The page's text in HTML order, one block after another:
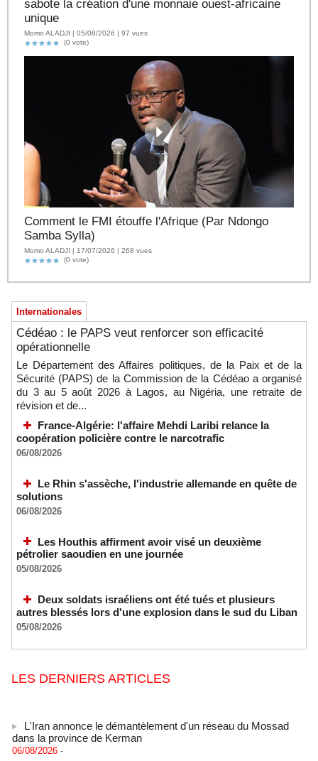
sabote la création d'une monnaie ouest-africaine
unique
Momo ALADJI | 05/08/2026 | 97 vues
(0 vote)
Comment le FMI étouffe l'Afrique (Par Ndongo
Samba Sylla)
Momo ALADJI | 17/07/2026 | 268 vues
(0 vote)
Internationales
Cédéao : le PAPS veut renforcer son efficacité
opérationnelle
Le Département des Affaires politiques, de la Paix et de la
Sécurité (PAPS) de la Commission de la Cédéao a organisé
du 3 au 5 août 2026 à Lagos, au Nigéria, une retraite de
révision et de...
France-Algérie: l'affaire Mehdi Laribi relance la
coopération policière contre le narcotrafic
06/08/2026
Le Rhin s'assèche, l'industrie allemande en quête de
solutions
06/08/2026
Les Houthis affirment avoir visé un deuxième
pétrolier saoudien en une journée
05/08/2026
Deux soldats israéliens ont été tués et plusieurs
autres blessés lors d'une explosion dans le sud du Liban
05/08/2026
LES DERNIERS ARTICLES
dans la province de Kerman
06/08/2026 -